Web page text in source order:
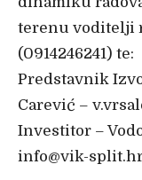
terenu voditelji
(0914246241) te:
Predstavnik
Carević –
Investitor –
info@vik-